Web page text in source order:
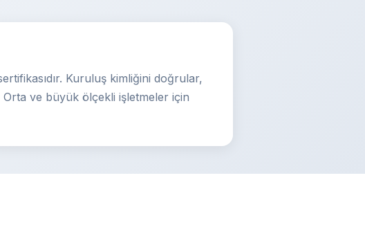
Kuruluş kimliğini doğrular,
Orta ve büyük ölçekli işletmeler için